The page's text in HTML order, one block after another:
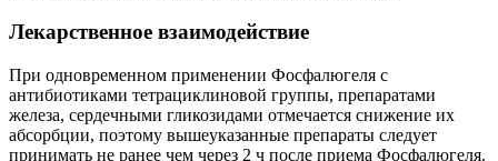
Лекарственное взаимодействие
При одновременном применении Фосфалюгеля с
антибиотиками тетрациклиновой группы, препаратами
железа, сердечными гликозидами отмечается снижение их
абсорбции, поэтому вышеуказанные препараты следует
принимать не ранее чем через 2 ч после приема Фосфалюгеля.